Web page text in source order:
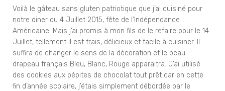
Voilà le gâteau sans gluten patriotique que j’ai cuisiné pour
notre diner du 4 Juillet 2015, fête de l’Indépendance
Américaine. Mais j’ai promis à mon fils de le refaire pour le 14
Juillet, tellement il est frais, délicieux et facile à cuisiner. Il
suffira de changer le sens de la décoration et le beau
drapeau français Bleu, Blanc, Rouge apparaitra. J’ai utilisé
des cookies aux pépites de chocolat tout prêt car en cette
fin d’année scolaire, j’étais simplement débordée par le